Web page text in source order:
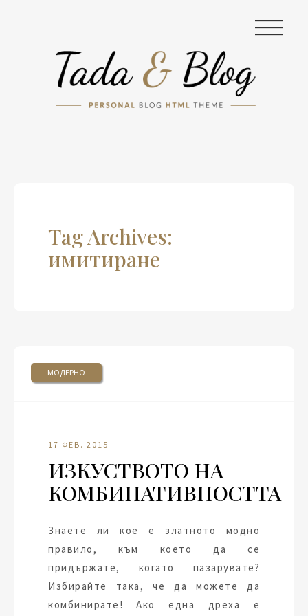
|||
Tag Archives:
имитиране
МОДЕРНО
17 ФЕВ. 2015
ИЗКУСТВОТО НА
КОМБИНАТИВНОСТТА
Знаете ли кое е златното модно
правило, към което да се
придържате, когато пазарувате?
Избирайте така, че да можете да
комбинирате! Ако една дреха е